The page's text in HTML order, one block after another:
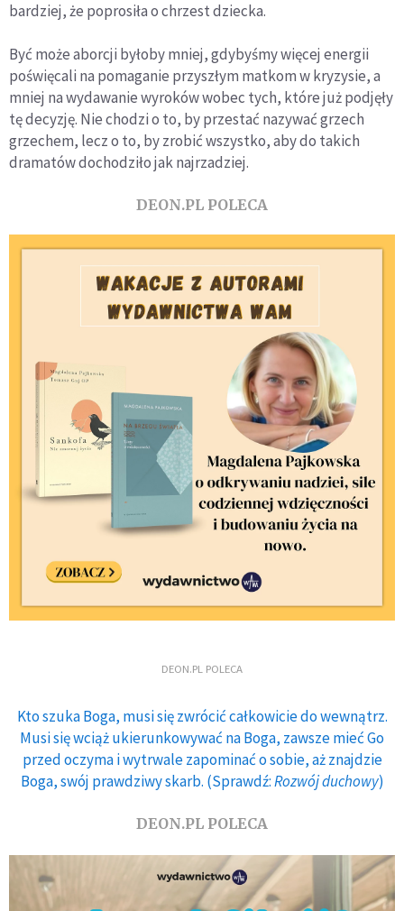
bardziej, że poprosiła o chrzest dziecka.
Być może aborcji byłoby mniej, gdybyśmy więcej energii
poświęcali na pomaganie przyszłym matkom w kryzysie, a
mniej na wydawanie wyroków wobec tych, które już podjęły
tę decyzję. Nie chodzi o to, by przestać nazywać grzech
grzechem, lecz o to, by zrobić wszystko, aby do takich
dramatów dochodziło jak najrzadziej.
DEON.PL POLECA
DEON.PL POLECA
Kto szuka Boga, musi się zwrócić całkowicie do wewnątrz.
Musi się wciąż ukierunkowywać na Boga, zawsze mieć Go
przed oczyma i wytrwale zapominać o sobie, aż znajdzie
Boga, swój prawdziwy skarb. (Sprawdź:Rozwój duchowy)
DEON.PL POLECA